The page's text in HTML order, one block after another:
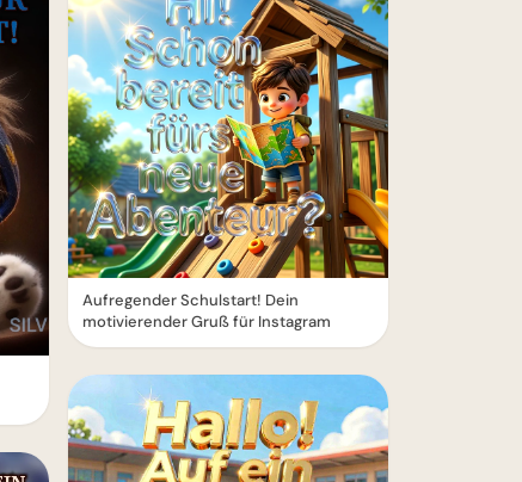
Aufregender Schulstart! Dein
motivierender Gruß für Instagram